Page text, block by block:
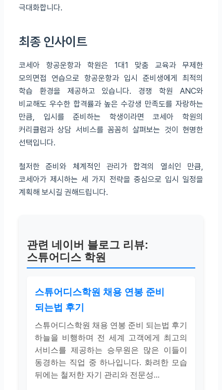
극대화합니다.
최종 인사이트
코세아 항공운항과 학원은 1대1 맞춤 교육과 무제한
모의면접 연습으로 항공운항과 입시 준비생에게 최적의
학습 환경을 제공하고 있습니다. 경쟁 학원 ANC와
비교해도 우수한 합격률과 높은 수강생 만족도를 자랑하는
만큼, 입시를 준비하는 학생이라면 코세아 학원의
커리큘럼과 상담 서비스를 꼼꼼히 살펴보는 것이 현명한
선택입니다.
철저한 준비와 체계적인 관리가 합격의 열쇠인 만큼,
코세아가 제시하는 세 가지 전략을 중심으로 입시 일정을
계획해 보시길 권해드립니다.
관련 네이버 블로그 리뷰:
스튜어디스 학원
스튜어디스학원 채용 연봉 준비
되는법 후기
스튜어디스학원 채용 연봉 준비 되는법 후기
하늘을 비행하며 전 세계 고객에게 최고의
서비스를 제공하는 승무원은 많은 이들이
동경하는 직업 중 하나입니다. 화려한 모습
뒤에는 철저한 자기 관리와 전문성...